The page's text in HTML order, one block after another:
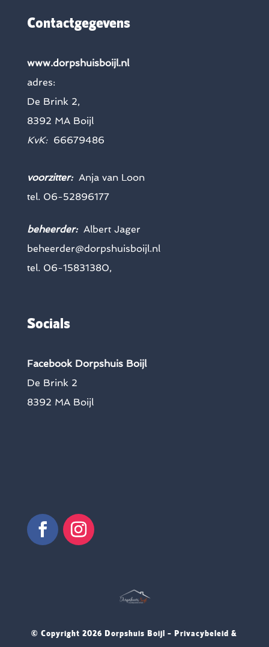
Contactgegevens
www.dorpshuisboijl.nl
adres:
De Brink 2,
8392 MA Boijl
KvK:66679486
voorzitter: Anja van Loon
tel. 06-52896177
beheerder: Albert Jager
beheerder@dorpshuisboijl.nl
tel. 06-15831380,
Socials
Facebook Dorpshuis Boijl
De Brink 2
8392 MA Boijl
© Copyright2026 Dorpshuis Boijl – Privacybeleid &